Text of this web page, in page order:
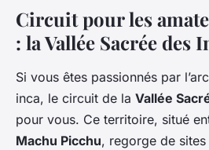
Circuit pour les
: la Vallée Sacrée des
Si vous êtes passionnés par
inca, le circuit de la Vallée
pour vous. Ce territoire, situé
Machu Picchu, regorge de